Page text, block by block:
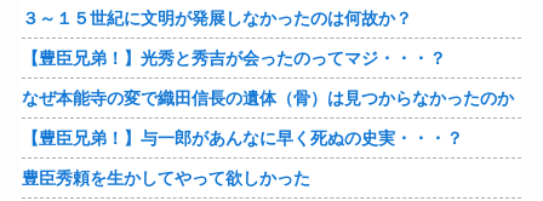
３～１５世紀に文明が発展しなかったのは何故か？
【豊臣兄弟！】光秀と秀吉が会ったのってマジ・・・？
なぜ本能寺の変で織田信長の遺体（骨）は見つからなかったのか
【豊臣兄弟！】与一郎があんなに早く死ぬの史実・・・？
豊臣秀頼を生かしてやって欲しかった